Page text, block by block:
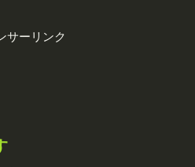
サーリンク